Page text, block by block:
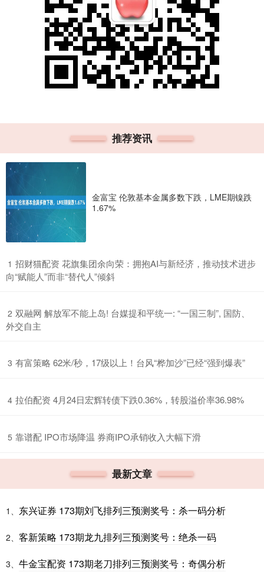
推荐资讯
金富宝 伦敦基本金属多数下跌，LME期镍跌
1.67%
1 ​招财猫配资 花旗集团余向荣：拥抱AI与新经济，推动技术进步
向“赋能人”而非“替代人”倾斜
2 ​双融网 解放军不能上岛! 台媒提和平统一: “一国三制”, 国防、
外交自主
3 ​有富策略 62米/秒，17级以上！台风“桦加沙”已经“强到爆表”
4 ​拉伯配资 4月24日宏辉转债下跌0.36%，转股溢价率36.98%
5 ​靠谱配 IPO市场降温 券商IPO承销收入大幅下滑
最新文章
1、 东兴证券 173期刘飞排列三预测奖号：杀一码分析
2、 客新策略 173期龙九排列三预测奖号：绝杀一码
3、 牛金宝配资 173期老刀排列三预测奖号：奇偶分析